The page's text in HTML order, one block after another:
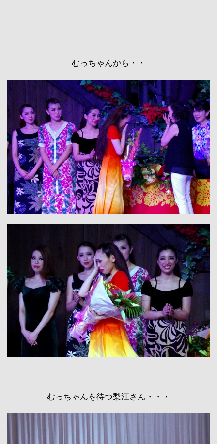
むっちゃんから・・
むっちゃんを待つ梨江さん・・・